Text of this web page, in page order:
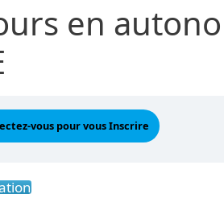
en
vous pour vous Inscrire